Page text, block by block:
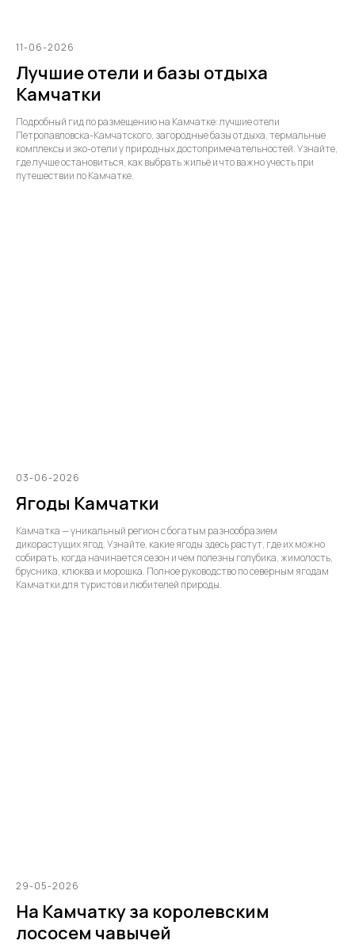
11-06-2026
Лучшие отели и базы отдыха
Камчатки
Подробный гид по размещению на Камчатке: лучшие отели
Петропавловска-Камчатского, загородные базы отдыха, термальные
комплексы и эко-отели у природных достопримечательностей. Узнайте,
где лучше остановиться, как выбрать жильё и что важно учесть при
путешествии по Камчатке.
03-06-2026
Ягоды Камчатки
Камчатка — уникальный регион с богатым разнообразием
дикорастущих ягод. Узнайте, какие ягоды здесь растут, где их можно
собирать, когда начинается сезон и чем полезны голубика, жимолость,
брусника, клюква и морошка. Полное руководство по северным ягодам
Камчатки для туристов и любителей природы.
29-05-2026
На Камчатку за королевским
лососем чавычей